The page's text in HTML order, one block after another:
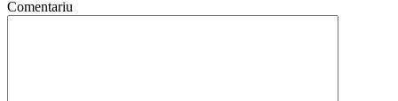
Comentariu